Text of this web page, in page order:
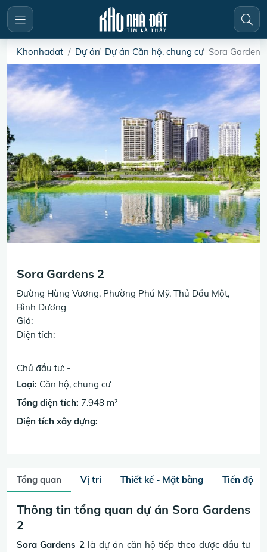
Khonhadat Dự án Dự án Căn hộ, chung cư Sora Gardens
Sora Gardens 2
Đường Hùng Vương, Phường Phú Mỹ, Thủ Dầu Một,
Bình Dương
Giá:
Diện tích:
Chủ đầu tư: -
Loại: Căn hộ, chung cư
Tổng diện tích: 7.948 m²
Diện tích xây dựng:
Tổng quan Vị trí Thiết kế - Mặt bằng Tiến độ
Thông tin tổng quan dự án Sora Gardens
2
Sora Gardens 2là dự án căn hộ tiếp theo được đầu tư